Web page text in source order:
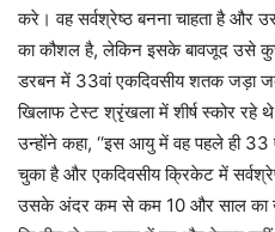
करे। वह सर्वश्रेष्ठ बनना चाहता है और
का कौशल है, लेकिन इसके बावजूद उसे
डरबन में 33वां एकदिवसीय शतक जड़ा
खिलाफ टेस्ट श्रृंखला में शीर्ष स्कोर रहे
उन्होंने कहा, ‘‘इस आयु में वह पहले ही
चुका है और एकदिवसीय क्रिकेट में
उसके अंदर कम से कम 10 और साल का